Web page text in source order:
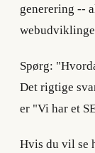
generering --
Spørg:
Det rigtige
er "Vi har et
Hvis du vil se